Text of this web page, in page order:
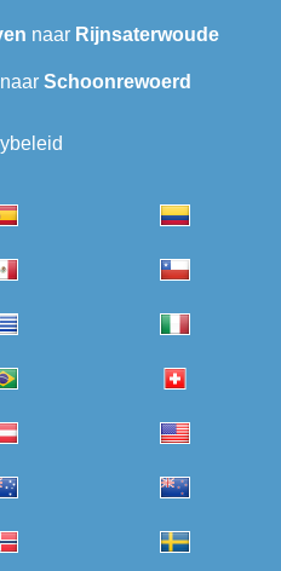
naar Rijnsaterwoude
Schoonrewoerd